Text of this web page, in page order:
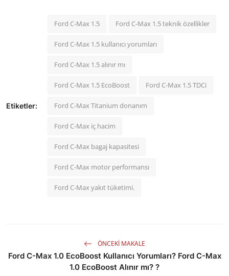
Etiketler:
Ford C-Max 1.5 Ford C-Max 1.5 teknik özellikler
Ford C-Max 1.5 kullanıcı yorumları
Ford C-Max 1.5 alınır mı
Ford C-Max 1.5 EcoBoost Ford C-Max 1.5 TDCi
Ford C-Max Titanium donanım
Ford C-Max iç hacim
Ford C-Max bagaj kapasitesi
Ford C-Max motor performansı
Ford C-Max yakıt tüketimi.
ÖNCEKI MAKALE
Ford C-Max 1.0 EcoBoost Kullanıcı Yorumları? Ford C-Max
1.0 EcoBoost Alınır mı? ?